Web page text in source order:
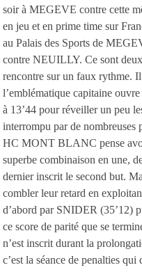
soir à MEGEVE contre cette
en jeu et en prime time sur
au Palais des Sports de
contre NEUILLY. Ce sont
rencontre sur un faux rythme.
l’emblématique capitaine
à 13’44 pour réveiller un peu
interrompu par de nombreuses
HC MONT BLANC pense
superbe combinaison en une,
dernier inscrit le second but.
combler leur retard en
d’abord par SNIDER (35’12)
ce score de parité que se
n’est inscrit durant la
c’est la séance de penalties